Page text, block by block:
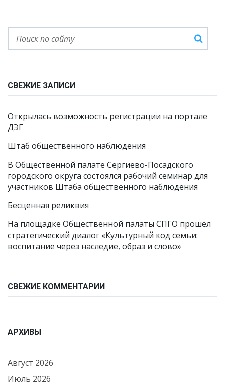
СВЕЖИЕ ЗАПИСИ
Открылась возможность регистрации на портале
ДЭГ
Штаб общественного наблюдения
В Общественной палате Сергиево-Посадского
городского округа состоялся рабочий семинар для
участников Штаба общественного наблюдения
Бесценная реликвия
На площадке Общественной палаты СПГО прошёл
стратегический диалог «Культурный код семьи:
воспитание через наследие, образ и слово»
СВЕЖИЕ КОММЕНТАРИИ
АРХИВЫ
Август 2026
Июль 2026